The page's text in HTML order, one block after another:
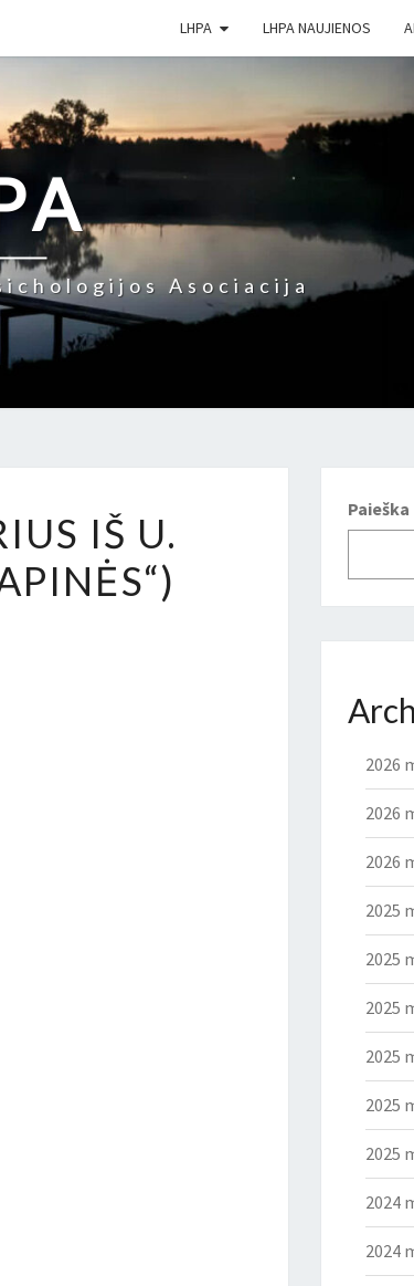
LHPA LHPA NAUJIENOS
Asociacija
IŠ U.
Paieška
2026
2026
2026
2025
2025
2025
2025
2025
2025
2024
2024